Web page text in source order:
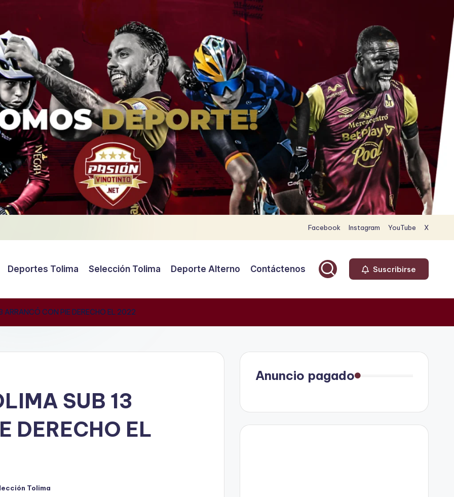
Facebook Instagram YouTube X
Deportes Tolima Selección Tolima Deporte Alterno Contáctenos Suscribirse
ARRANCÓ CON PIE DERECHO EL 2022
SUB 13
DERECHO EL
Tolima
Anuncio pagado